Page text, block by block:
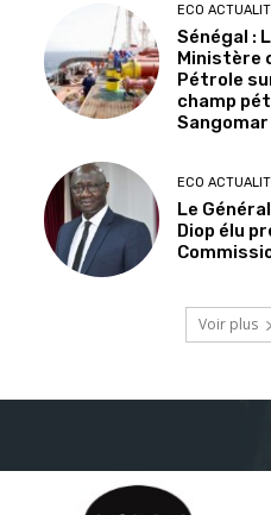
ECO
Sénégal :
Ministère
Pétrole
champ
Sangomar
ECO
Le
Diop élu
Voir plus